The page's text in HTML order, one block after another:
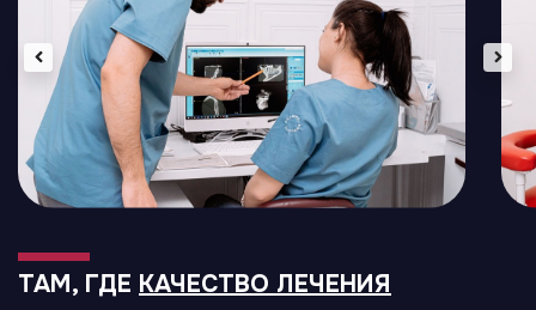
ТАМ, ГДЕ КАЧЕСТВО ЛЕЧЕНИЯ